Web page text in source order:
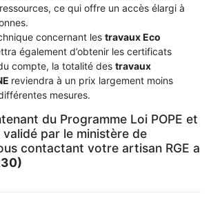
ce qui offre un accès élargi à
concernant les travaux Eco
également d’obtenir les certificats
compte, la totalité des travaux
reviendra à un prix largement moins
mesures.
du Programme Loi POPE et
validé par le ministère de
contactant votre artisan RGE a